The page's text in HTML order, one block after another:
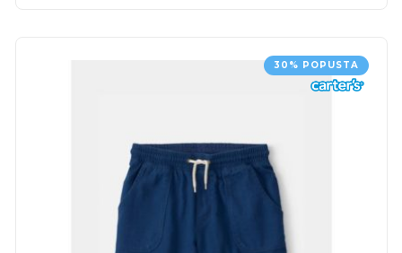
30% POPUSTA